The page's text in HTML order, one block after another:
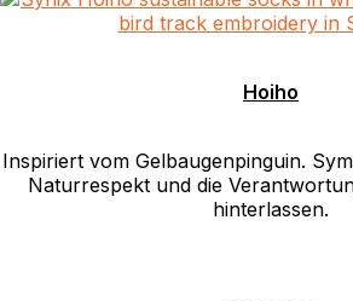
Hoiho
Inspiriert vom Gelbaugenpinguin.
Naturrespekt und die
hinterlassen.